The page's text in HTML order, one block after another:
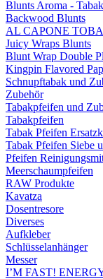
Blunts Aroma -
Backwood Blunts
AL CAPONE
Juicy Wraps Blunts
Blunt Wrap Double
Kingpin Flavored
Schnupftabak und
Zubehör
Tabakpfeifen und
Tabakpfeifen
Tabak Pfeifen
Tabak Pfeifen Siebe
Pfeifen
Meerschaumpfeifen
RAW Produkte
Kavatza
Dosentresore
Diverses
Aufkleber
Schlüsselanhänger
Messer
I’M FAST!